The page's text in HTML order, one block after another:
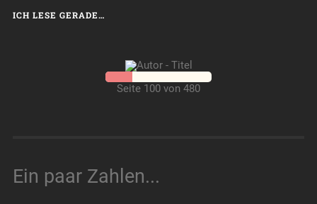
ICH LESE GERADE…
Seite 100 von 480
Ein paar Zahlen...